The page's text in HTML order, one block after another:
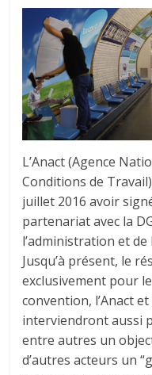
L’Anact (Agence
Conditions de
juillet 2016 avoir
partenariat avec la
l’administration et
Jusqu’à présent, le
exclusivement pour
convention, l’Anact
interviendront aussi
entre autres un
d’autres acteurs un